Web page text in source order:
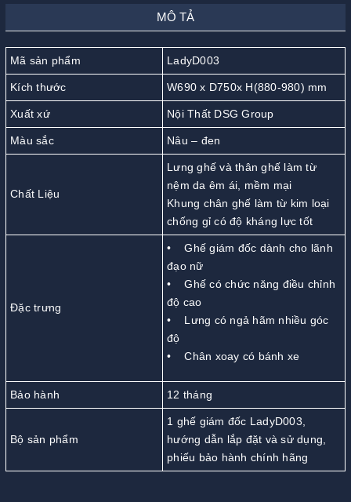
MÔ TẢ
Mã sản phẩm LadyD003
Kích thước W690 x D750x H(880-980) mm
Xuất xứ Nội Thất DSG Group
Màu sắc Nâu – đen
Chất Liệu
Lưng ghế và thân ghế làm từ
nệm da êm ái, mềm mại
Khung chân ghế làm từ kim loại
chống gỉ có độ kháng lực tốt
Đặc trưng
• Ghế giám đốc dành cho lãnh
đạo nữ
• Ghế có chức năng điều chỉnh
độ cao
• Lưng có ngả hãm nhiều góc
độ
• Chân xoay có bánh xe
Bảo hành 12 tháng
Bộ sản phẩm
1 ghế giám đốc LadyD003,
hướng dẫn lắp đặt và sử dụng,
phiếu bảo hành chính hãng